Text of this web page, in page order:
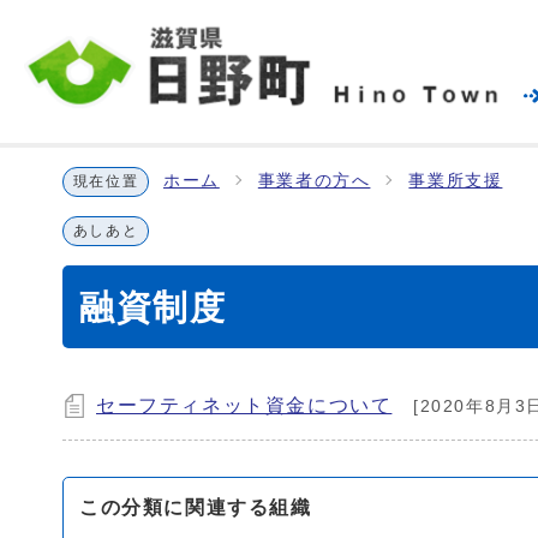
現在位置 ホーム 事業者の方へ 事業所支援
あしあと
融資制度
セーフティネット資金について [2020年8月3
この分類に関連する組織